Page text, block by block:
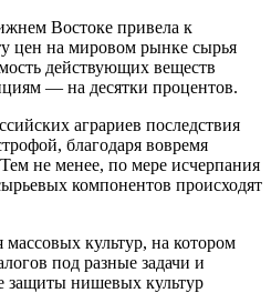
Востоке привела к
цен на мировом рынке сырья
действующих веществ
— на десятки процентов.
аграриев последствия
благодаря вовремя
не менее, по мере исчерпания
компонентов происходят
культур, на котором
под разные задачи и
защиты нишевых культур